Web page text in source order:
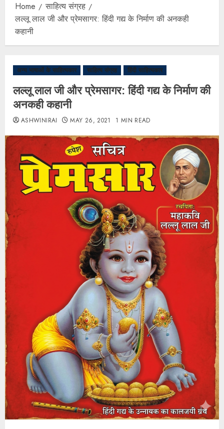
Home
साहित्य संग्रह
लल्लू लाल जी और प्रेमसागर: हिंदी गद्य के निर्माण की अनकही
कहानी
अन्य भाषाओं के साहित्यकार साहित्य संग्रह हिंदी साहित्यकार
लल्लू लाल जी और प्रेमसागर: हिंदी गद्य के निर्माण की
अनकही कहानी
ASHWINIRAI MAY 26, 2021 1 MIN READ